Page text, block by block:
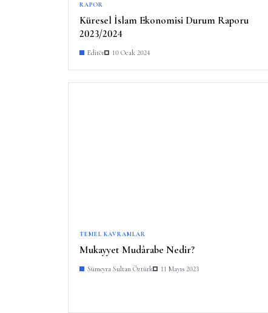
RAPOR
Küresel İslam Ekonomisi Durum Raporu
2023/2024
Editör 10 Ocak 2024
TEMEL KAVRAMLAR
Mukayyet Mudârabe Nedir?
Sümeyra Sultan Öztürk 11 Mayıs 2023